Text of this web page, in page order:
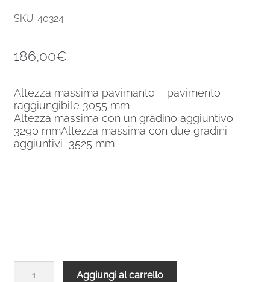
SKU: 40324
186,00€
Altezza massima pavimanto – pavimento
raggiungibile 3055 mm
Altezza massima con un gradino aggiuntivo
3290 mmAltezza massima con due gradini
aggiuntivi 3525 mm
Aggiungi al carrello